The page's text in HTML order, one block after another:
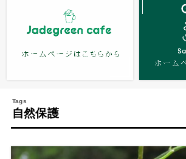
自然保護